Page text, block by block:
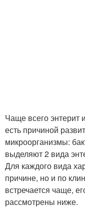
Чаще всего энтерит
есть причиной
микроорганизмы:
выделяют 2 вида
Для каждого вида
причине, но и по
встречается чаще,
рассмотрены ниже.